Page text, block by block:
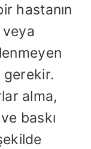
hastanın
gerekir.
alma,
baskı